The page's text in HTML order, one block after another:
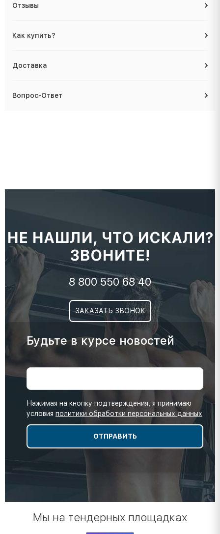
Отзывы
Как купить?
Доставка
Вопрос-Ответ
НЕ НАШЛИ, ЧТО ИСКАЛИ?
ЗВОНИТЕ!
8 800 550 68 40
ЗАКАЗАТЬ ЗВОНОК
Будьте в курсе новостей
Нажимая на кнопку подтверждения, я принимаю
условия политики обработки персональных данных
Мы на тендерных площадках